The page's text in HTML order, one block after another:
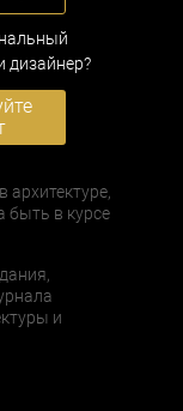
дизайнер?
быть в курсе
и